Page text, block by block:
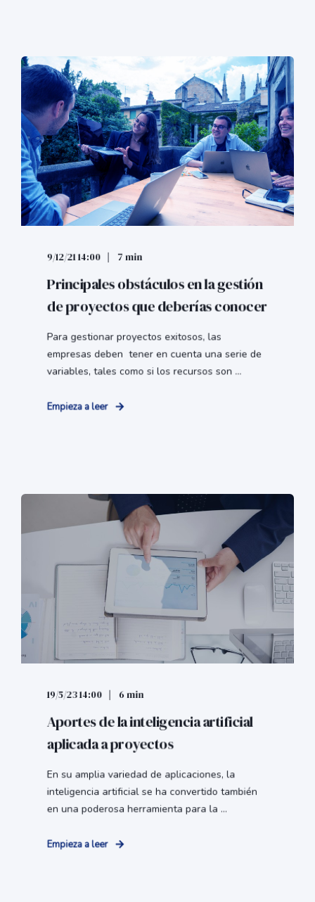
9/12/21 14:00 7 min
Principales obstáculos en la gestión
de proyectos que deberías conocer
Para gestionar proyectos exitosos, las
empresas deben tener en cuenta una serie de
variables, tales como si los recursos son ...
Empieza a leer
19/5/23 14:00 6 min
Aportes de la inteligencia artificial
aplicada a proyectos
En su amplia variedad de aplicaciones, la
inteligencia artificial se ha convertido también
en una poderosa herramienta para la ...
Empieza a leer